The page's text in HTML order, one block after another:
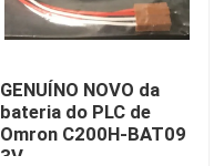
GENUÍNO NOVO da
bateria do PLC de
Omron C200H-BAT09
3V